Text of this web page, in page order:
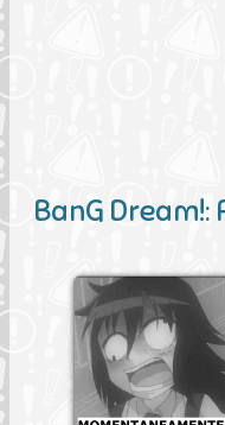
BanG Dream!: